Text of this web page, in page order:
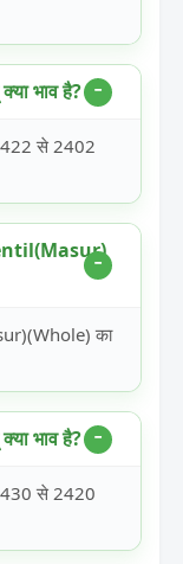
भाव है?
से 2402
का
भाव है?
से 2420